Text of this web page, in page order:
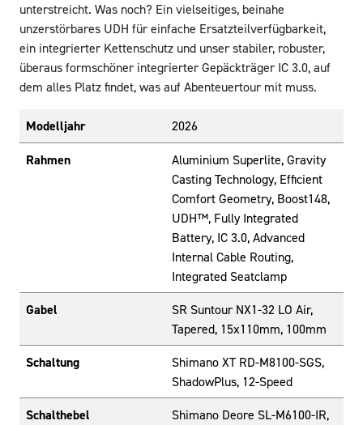
unterstreicht. Was noch? Ein vielseitiges, beinahe
unzerstörbares UDH für einfache Ersatzteilverfügbarkeit,
ein integrierter Kettenschutz und unser stabiler, robuster,
überaus formschöner integrierter Gepäckträger IC 3.0, auf
dem alles Platz findet, was auf Abenteuertour mit muss.
Modelljahr 2026
Rahmen
Aluminium Superlite, Gravity
Casting Technology, Efficient
Comfort Geometry, Boost148,
UDH™, Fully Integrated
Battery, IC 3.0, Advanced
Internal Cable Routing,
Integrated Seatclamp
Gabel
SR Suntour NX1-32 LO Air,
Tapered, 15x110mm, 100mm
Schaltung
Shimano XT RD-M8100-SGS,
ShadowPlus, 12-Speed
Schalthebel
Shimano Deore SL-M6100-IR,